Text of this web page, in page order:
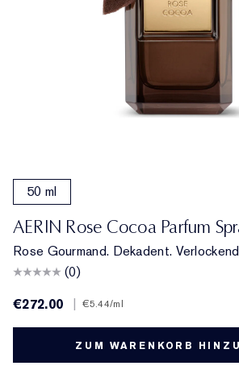
50 ml
AERIN Rose Cocoa Parfum
Rose Gourmand. Dekadent.
(0)
€272.00
€5.44/ml
ZUM WARENKORB